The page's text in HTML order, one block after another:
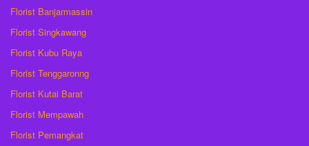
Florist Banjarmassin
Florist Singkawang
Florist Kubu Raya
Florist Tenggaronng
Florist Kutai Barat
Florist Mempawah
Florist Pemangkat